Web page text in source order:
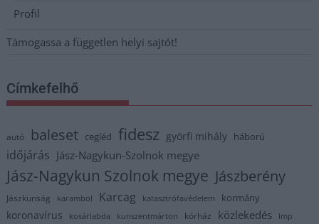
Profil
Támogassa a független helyi sajtót!
Címkefelhő
autó baleset cegléd fidesz györfi mihály háború
időjárás Jász-Nagykun-Szolnok megye
Jász-Nagykun Szolnok megye Jászberény
Jászkunság karambol Karcag katasztrófavédelem kormány
koronavírus kosárlabda kunszentmárton kórház közlekedés lmp